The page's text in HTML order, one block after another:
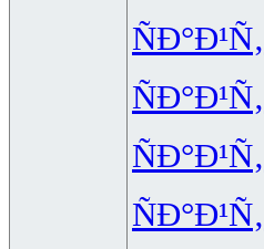
ÑÐ°Ð¹Ñ‚
ÑÐ°Ð¹Ñ‚
ÑÐ°Ð¹Ñ‚
ÑÐ°Ð¹Ñ‚